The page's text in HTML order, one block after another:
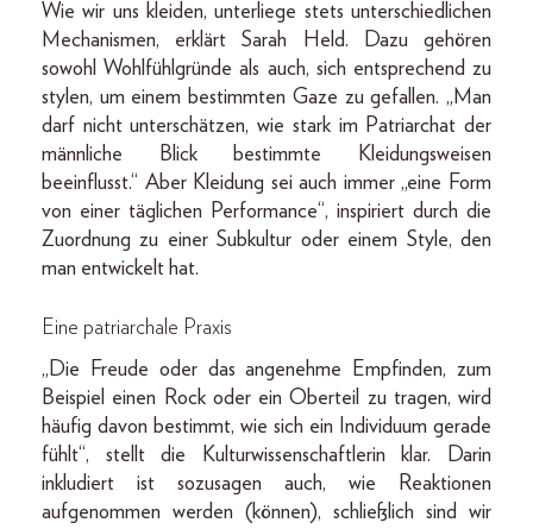
Wie wir uns kleiden, unterliege stets unterschiedlichen
Mechanismen, erklärt Sarah Held. Dazu gehören
sowohl Wohlfühlgründe als auch, sich entsprechend zu
stylen, um einem bestimmten Gaze zu gefallen. „Man
darf nicht unterschätzen, wie stark im Patriarchat der
männliche Blick bestimmte Kleidungsweisen
beeinflusst.“ Aber Kleidung sei auch immer „eine Form
von einer täglichen Performance“, inspiriert durch die
Zuordnung zu einer Subkultur oder einem Style, den
man entwickelt hat.
Eine patriarchale Praxis
„Die Freude oder das angenehme Empfinden, zum
Beispiel einen Rock oder ein Oberteil zu tragen, wird
häufig davon bestimmt, wie sich ein Individuum gerade
fühlt“, stellt die Kulturwissenschaftlerin klar. Darin
inkludiert ist sozusagen auch, wie Reaktionen
aufgenommen werden (können), schließlich sind wir